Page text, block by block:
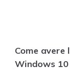
Come
Windows 10